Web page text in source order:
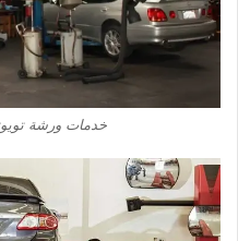
خدمات ورشة